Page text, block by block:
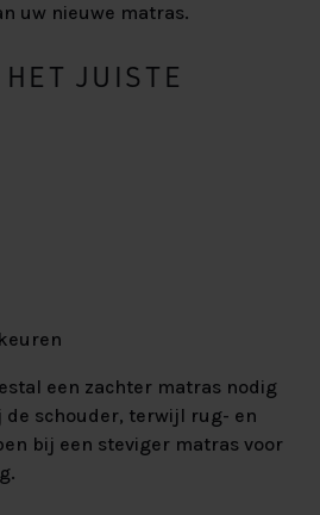
uw nieuwe matras.
JUISTE
een zachter matras nodig
schouder, terwijl rug- en
bij een steviger matras voor